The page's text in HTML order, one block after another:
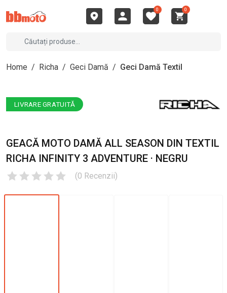
0 0
Home / Richa / Geci Damă / Geci Damă Textil
LIVRARE GRATUITĂ
GEACĂ MOTO DAMĂ ALL SEASON DIN TEXTIL
RICHA INFINITY 3 ADVENTURE · NEGRU
(0 Recenzii)